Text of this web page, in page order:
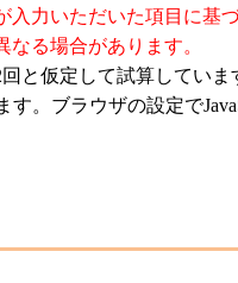
力いただいた項目に基
る場合があります。
と仮定して試算していま
。ブラウザの設定で